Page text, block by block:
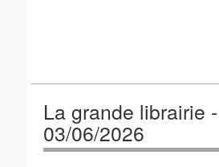
La grande librairie -
03/06/2026